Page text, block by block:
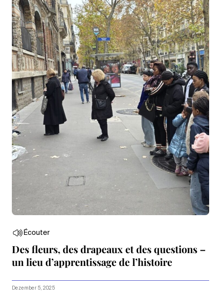
Écouter
Des fleurs, des drapeaux et des questions –
un lieu d’apprentissage de l’histoire
Dezember 5, 2025